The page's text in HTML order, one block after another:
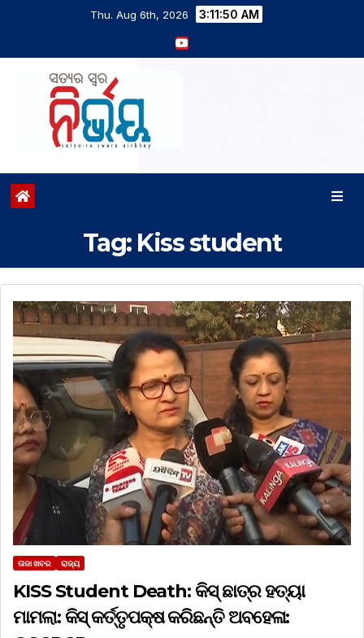
Thu. Aug 6th, 2026 3:11:51 AM
Tag: Kiss student
ତାଜା ଖବର ରାଜ୍ୟ
KISS Student Death: କିସ୍‌ ଛାତ୍ର ହତ୍ୟା
ମାମଲା: କିସ୍‌ କର୍ତ୍ତୃପକ୍ଷ କରିଛନ୍ତି ଅବହେଳା: